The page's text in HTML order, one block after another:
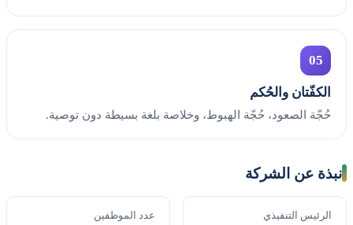
05
الكفّتان والحُكم
حُجّة الصعود، حُجّة الهبوط، وخلاصة بلغة بسيطة دون توصية.
نبذة عن الشركة
الرئيس التنفيذي عدد الموظفين